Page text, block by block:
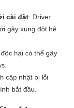
cài đặt: Driver
gây xung đột hệ
hại có thể gây
cập nhật bị lỗi
bắt đầu.